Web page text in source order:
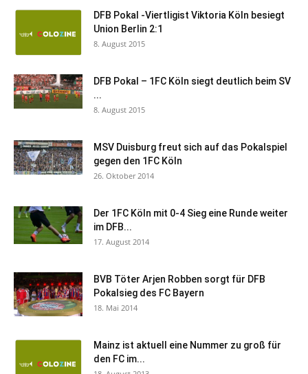
DFB Pokal -Viertligist Viktoria Köln besiegt
Union Berlin 2:1
8. August 2015
DFB Pokal – 1FC Köln siegt deutlich beim SV
...
8. August 2015
MSV Duisburg freut sich auf das Pokalspiel
gegen den 1FC Köln
26. Oktober 2014
Der 1FC Köln mit 0-4 Sieg eine Runde weiter
im DFB...
17. August 2014
BVB Töter Arjen Robben sorgt für DFB
Pokalsieg des FC Bayern
18. Mai 2014
Mainz ist aktuell eine Nummer zu groß für
den FC im...